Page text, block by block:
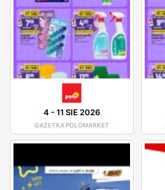
4 -11 SIE 2026
GAZETKA POLOMARKET